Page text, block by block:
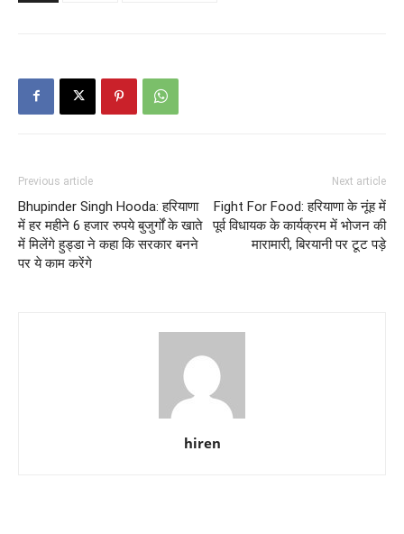
Previous article
Bhupinder Singh Hooda: हरियाणा
में हर महीने 6 हजार रुपये बुजुर्गों के खाते
में मिलेंगे हुड्डा ने कहा कि सरकार बनने
पर ये काम करेंगे
Next article
Fight For Food: हरियाणा के नूंह में
पूर्व विधायक के कार्यक्रम में भोजन की
मारामारी, बिरयानी पर टूट पड़े
hiren